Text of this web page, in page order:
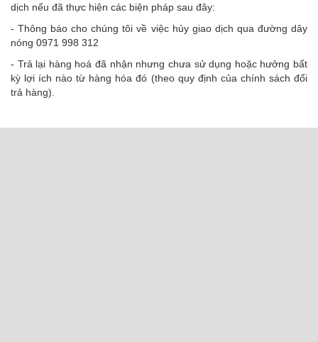
dịch nếu đã thực hiện các biện pháp sau đây:
- Thông báo cho chúng tôi về việc hủy giao dịch qua đường dây
nóng 0971 998 312
- Trả lại hàng hoá đã nhận nhưng chưa sử dụng hoặc hưởng bất
kỳ lợi ích nào từ hàng hóa đó (theo quy định của chính sách đổi
trả hàng).